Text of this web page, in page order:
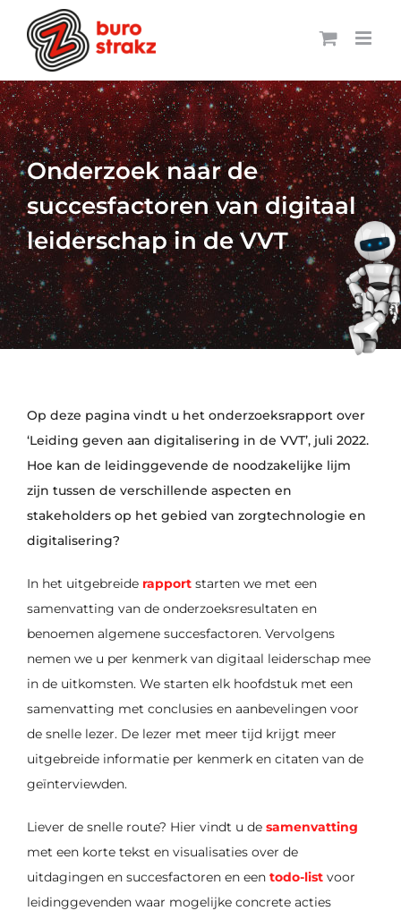
naar
inhoud
Onderzoek naar de
succesfactoren van digitaal
leiderschap in de VVT
Op deze pagina vindt u het onderzoeksrapport over
‘Leiding geven aan digitalisering in de VVT’, juli 2022.
Hoe kan de leidinggevende de noodzakelijke lijm
zijn tussen de verschillende aspecten en
stakeholders op het gebied van zorgtechnologie en
digitalisering?
In het uitgebreide rapport starten we met een
samenvatting van de onderzoeksresultaten en
benoemen algemene succesfactoren. Vervolgens
nemen we u per kenmerk van digitaal leiderschap mee
in de uitkomsten. We starten elk hoofdstuk met een
samenvatting met conclusies en aanbevelingen voor
de snelle lezer. De lezer met meer tijd krijgt meer
uitgebreide informatie per kenmerk en citaten van de
geïnterviewden.
Liever de snelle route? Hier vindt u de samenvatting
met een korte tekst en visualisaties over de
uitdagingen en succesfactoren en eentodo-listvoor
leidinggevenden waar mogelijke concrete acties